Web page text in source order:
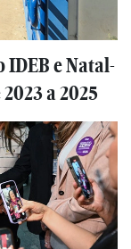
IDEB e Natal-
a 2025